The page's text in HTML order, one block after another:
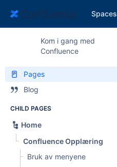
Spaces
Kom i gang med
Confluence
Pages
Blog
CHILD PAGES
Home
Confluence Opplæring
Bruk av menyene